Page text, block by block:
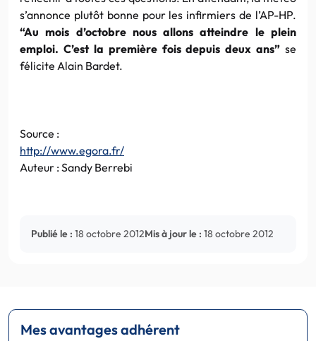
s’annonce plutôt bonne pour les infirmiers de l’AP-HP.
“Au mois d’octobre nous allons atteindre le plein
emploi. C’est la première fois depuis deux ans” se
félicite Alain Bardet.
Source :
http://www.egora.fr/
Auteur : Sandy Berrebi
Publié le : 18 octobre 2012Mis à jour le : 18 octobre 2012
Mes avantages adhérent